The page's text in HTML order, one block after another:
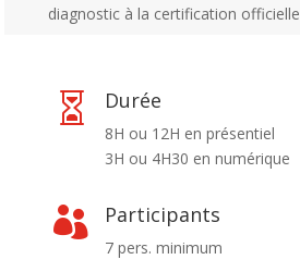
diagnostic à la certification officielle
 Durée
8H ou 12H en présentiel
3H ou 4H30 en numérique
 Participants
7 pers. minimum